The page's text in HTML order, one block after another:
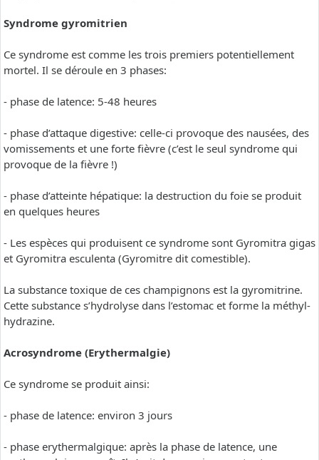
Syndrome gyromitrien
Ce syndrome est comme les trois premiers potentiellement
mortel. Il se déroule en 3 phases:
- phase de latence: 5-48 heures
- phase d’attaque digestive: celle-ci provoque des nausées, des
vomissements et une forte fièvre (c’est le seul syndrome qui
provoque de la fièvre !)
- phase d’atteinte hépatique: la destruction du foie se produit
en quelques heures
- Les espèces qui produisent ce syndrome sont Gyromitra gigas
et Gyromitra esculenta (Gyromitre dit comestible).
La substance toxique de ces champignons est la gyromitrine.
Cette substance s’hydrolyse dans l’estomac et forme la méthyl-
hydrazine.
Acrosyndrome (Erythermalgie)
Ce syndrome se produit ainsi:
- phase de latence: environ 3 jours
- phase erythermalgique: après la phase de latence, une